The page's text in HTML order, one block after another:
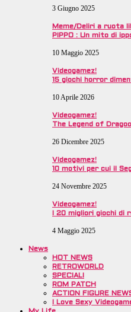
3 Giugno 2025
Meme/Deliri a ruota
PIPPO : Un mito di
10 Maggio 2025
Videogamez!
15 giochi horror
10 Aprile 2026
Videogamez!
The Legend of
26 Dicembre 2025
Videogamez!
10 motivi per cui il
24 Novembre 2025
Videogamez!
I 20 migliori giochi di
4 Maggio 2025
News
HOT NEWS
RETROWORLD
SPECIALI
ROM PATCH
ACTION FIGURE
I Love Sexy